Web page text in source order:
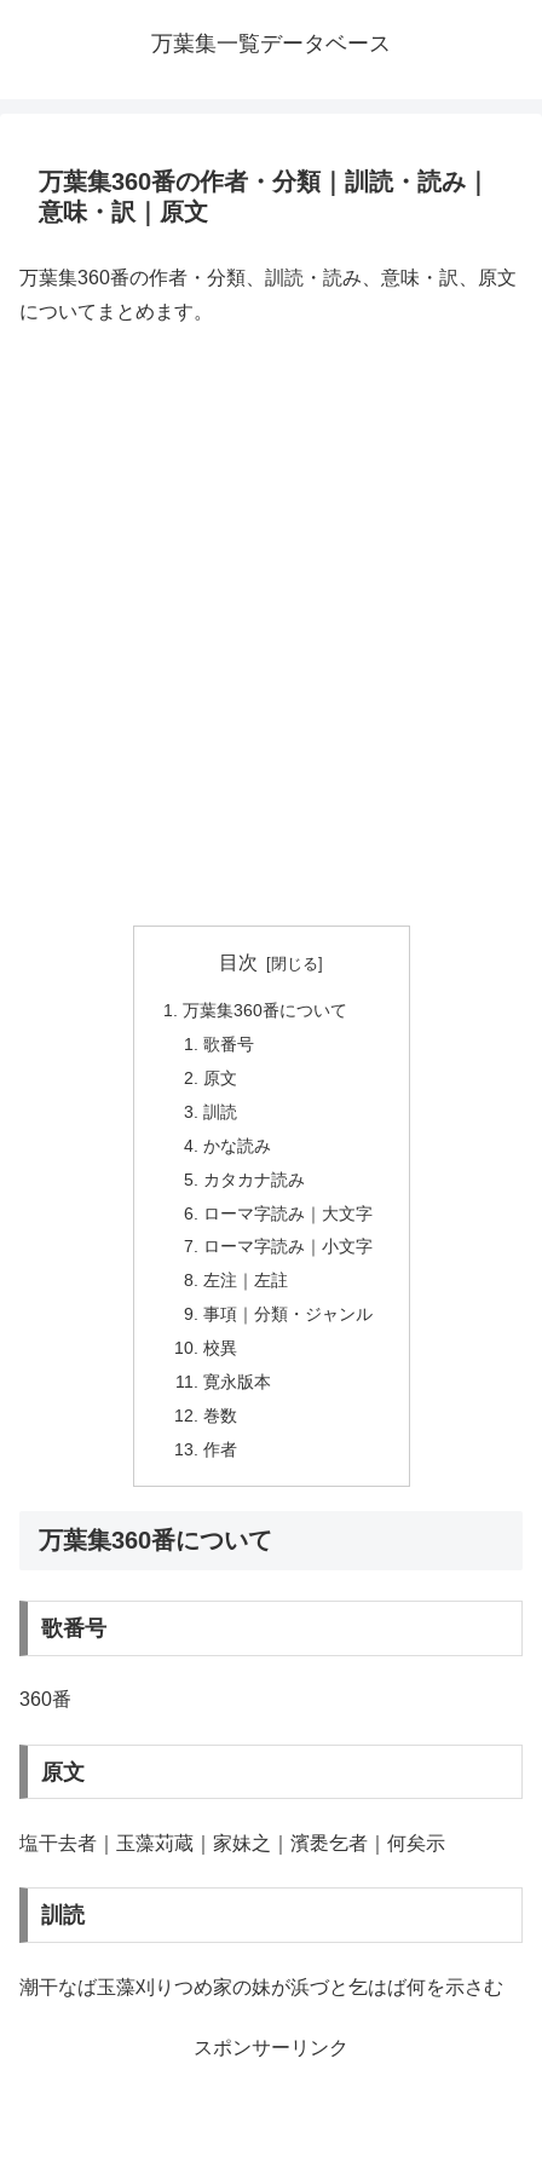
万葉集一覧データベース
万葉集360番の作者・分類｜訓読・読み｜
意味・訳｜原文
万葉集360番の作者・分類、訓読・読み、意味・訳、原文
についてまとめます。
目次
万葉集360番について
歌番号
原文
訓読
かな読み
カタカナ読み
ローマ字読み｜大文字
ローマ字読み｜小文字
左注｜左註
事項｜分類・ジャンル
校異
寛永版本
巻数
作者
万葉集360番について
歌番号
360番
原文
塩干去者｜玉藻苅蔵｜家妹之｜濱褁乞者｜何矣示
訓読
潮干なば玉藻刈りつめ家の妹が浜づと乞はば何を示さむ
スポンサーリンク